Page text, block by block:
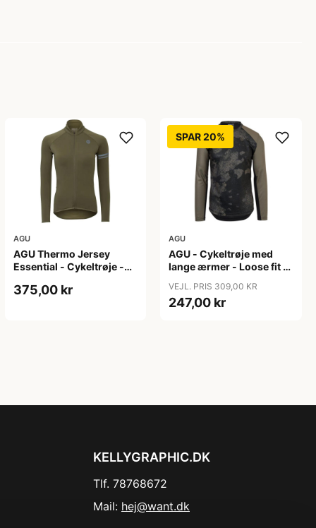
AGU
AGU Thermo Jersey
Essential - Cykeltrøje -
XXL
375,00 kr
SPAR 20%
AGU
AGU - Cykeltrøje med
lange ærmer - Loose fit -
VEJL. PRIS 309,00 KR
247,00 kr
KELLYGRAPHIC.DK
Tlf. 78768672
Mail: hej@want.dk